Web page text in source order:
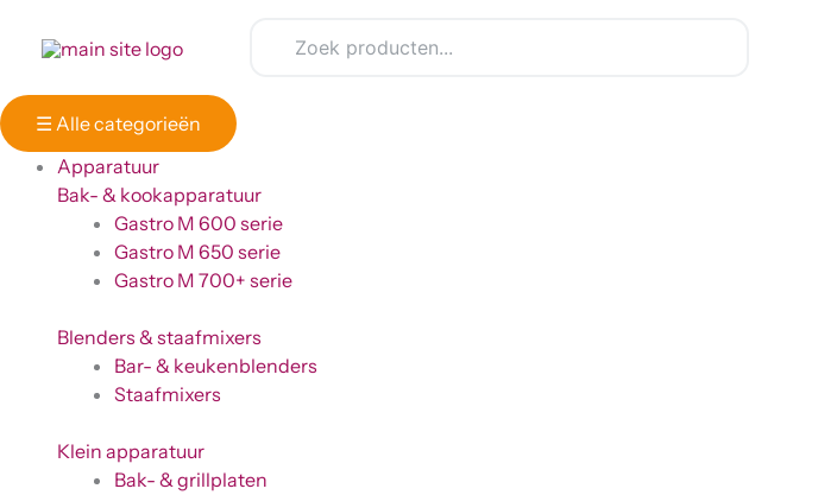
inhoud
☰ Alle categorieën
Apparatuur
Bak- & kookapparatuur
Gastro M 600 serie
Gastro M 650 serie
Gastro M 700+ serie
Blenders & staafmixers
Bar- & keukenblenders
Staafmixers
Klein apparatuur
Bak- & grillplaten
Totaal: